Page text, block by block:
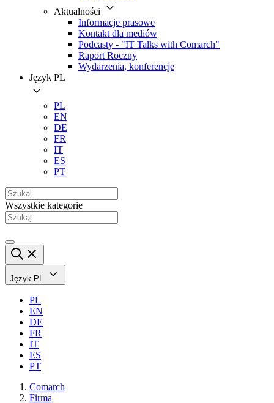
Aktualności
Informacje prasowe
Kontakt dla mediów
Podcasty - "IT Talks with Comarch"
Raport Roczny
Wydarzenia, konferencje
Język PL
PL
EN
DE
FR
IT
ES
PT
Wszystkie kategorie
Język PL
PL
EN
DE
FR
IT
ES
PT
Comarch
Firma